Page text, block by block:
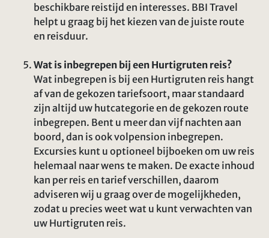
beschikbare reistijd en interesses. BBI Travel
helpt u graag bij het kiezen van de juiste route
en reisduur.
Wat is inbegrepen bij een Hurtigruten reis?
Wat inbegrepen is bij een Hurtigruten reis hangt
af van de gekozen tariefsoort, maar standaard
zijn altijd uw hutcategorie en de gekozen route
inbegrepen. Bent u meer dan vijf nachten aan
boord, dan is ook volpension inbegrepen.
Excursies kunt u optioneel bijboeken om uw reis
helemaal naar wens te maken. De exacte inhoud
kan per reis en tarief verschillen, daarom
adviseren wij u graag over de mogelijkheden,
zodat u precies weet wat u kunt verwachten van
uw Hurtigruten reis.